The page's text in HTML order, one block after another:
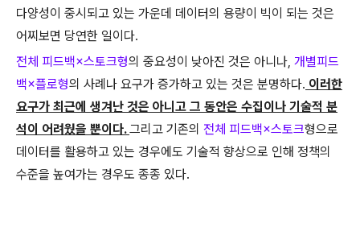
다양성이 중시되고 있는 가운데 데이터의 용량이 빅이 되는 것은
어찌보면 당연한 일이다.
전체 피드백×스토크형의 중요성이 낮아진 것은 아니나, 개별피드
백×플로형의 사례나 요구가 증가하고 있는 것은 분명하다. 이러한
요구가 최근에 생겨난 것은 아니고 그 동안은 수집이나 기술적 분
석이 어려웠을 뿐이다.그리고 기존의 전체 피드백×스토크형으로
데이터를 활용하고 있는 경우에도 기술적 향상으로 인해 정책의
수준을 높여가는 경우도 종종 있다.